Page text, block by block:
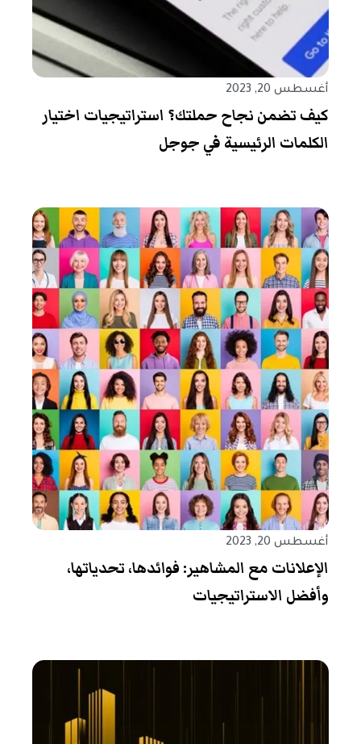
أغسطس 20, 2023
كيف تضمن نجاح حملتك؟ استراتيجيات اختيار
الكلمات الرئيسية في جوجل
أغسطس 20, 2023
الإعلانات مع المشاهير: فوائدها، تحدياتها،
وأفضل الاستراتيجيات